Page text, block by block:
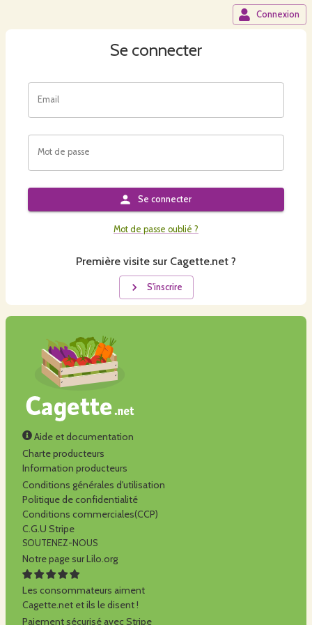
Connexion
Se connecter
Email
Mot de passe
Se connecter
Mot de passe oublié ?
Première visite sur Cagette.net ?
S'inscrire
Aide et documentation
Charte producteurs
Information producteurs
Conditions générales d'utilisation
Politique de confidentialité
Conditions commerciales(CCP)
C.G.U Stripe
SOUTENEZ-NOUS
Notre page sur Lilo.org
Les consommateurs aiment
Cagette.net et ils le disent !
Paiement sécurisé avec Stripe